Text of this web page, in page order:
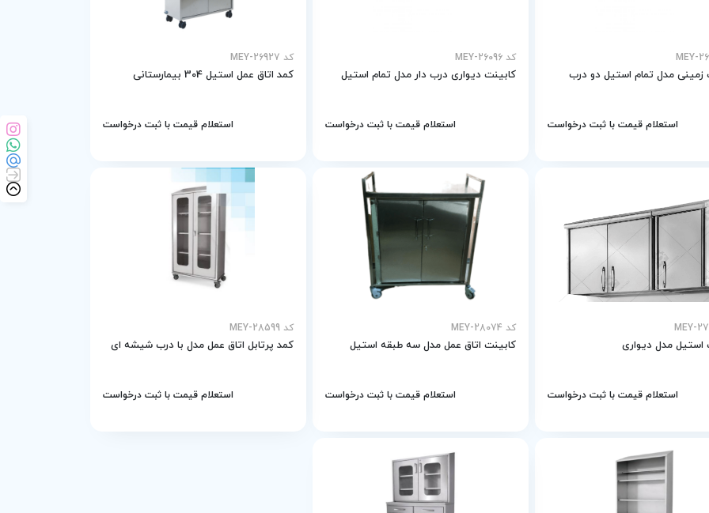
زمینی مدل تمام استیل دو درب
استعلام قیمت با ثبت درخواست
کد MEY-26096
کابینت دیواری درب دار مدل تمام استیل
استعلام قیمت با ثبت درخواست
کد MEY-26927
کمد اتاق عمل استیل 304 بیمارستانی
استعلام قیمت با ثبت درخواست
استیل مدل دیواری
استعلام قیمت با ثبت درخواست
کد MEY-28074
کابینت اتاق عمل مدل سه طبقه استیل
استعلام قیمت با ثبت درخواست
کد MEY-28599
کمد پرتابل اتاق عمل مدل با درب شیشه ای
استعلام قیمت با ثبت درخواست